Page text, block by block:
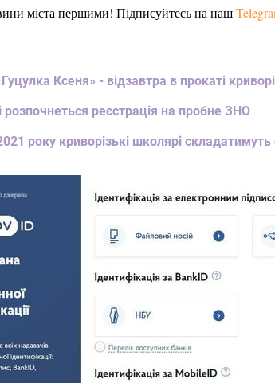
міста першими! Підписуйтесь на наш
Ксеня» - відзавтра в прокаті
розпочнеться реєстрація на пробне ЗНО
року криворізькі школярі